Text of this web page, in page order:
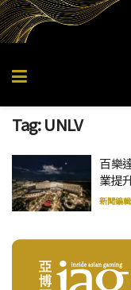
Tag:UNLV
百樂
業提
新聞編